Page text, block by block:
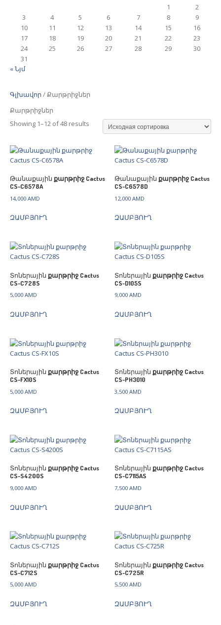
1
2
3
4 5 6 7 8
9
10
11 12 13 14 15
16
17
18 19 20 21 22
23
24
25 26 27 28 29
30
31
« Նյմ
Գլխավոր/ Քարթրիջներ
Քարթրիջներ
Showing 1–12 of 48 results
Թանաքային քարթրիջ Cactus
CS-C6578A
14,000 AMD
ԶԱՄԲՅՈՒՂ
Թանաքային քարթրիջ Cactus
CS-C6578D
12,000AMD
ԶԱՄԲՅՈՒՂ
Տոներային քարթրիջ Cactus
CS-C728S
5,000 AMD
ԶԱՄԲՅՈՒՂ
Տոներային քարթրիջ Cactus
CS-D105S
9,000AMD
ԶԱՄԲՅՈՒՂ
Տոներային քարթրիջ Cactus
CS-FX10S
5,000 AMD
ԶԱՄԲՅՈՒՂ
Տոներային քարթրիջ Cactus
CS-PH3010
3,500AMD
ԶԱՄԲՅՈՒՂ
Տոներային քարթրիջ Cactus
CS-S4200S
9,000 AMD
ԶԱՄԲՅՈՒՂ
Տոներային քարթրիջ Cactus
CS-C7115AS
7,500AMD
ԶԱՄԲՅՈՒՂ
Տոներային քարթրիջ Cactus
CS-C712S
5,000 AMD
ԶԱՄԲՅՈՒՂ
Տոներային քարթրիջ Cactus
CS-C725R
5,500AMD
ԶԱՄԲՅՈՒՂ